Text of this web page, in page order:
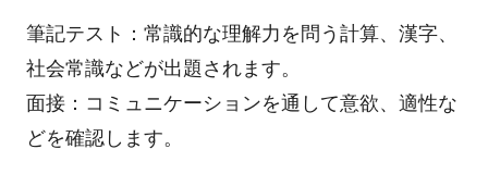
筆記テスト：常識的な理解力を問う計算、漢字、
社会常識などが出題されます。
面接：コミュニケーションを通して意欲、適性な
どを確認します。